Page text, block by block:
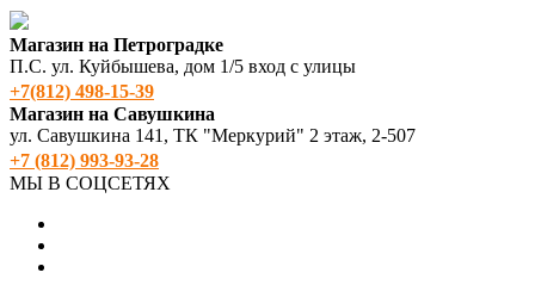
Магазин на Петроградке
П.С. ул. Куйбышева, дом 1/5 вход с улицы
+7(812) 498‑15-39
Магазин на Савушкина
ул. Савушкина 141, ТК "Меркурий" 2 этаж, 2-507
+7 (812) 993-93-28
МЫ В СОЦСЕТЯХ